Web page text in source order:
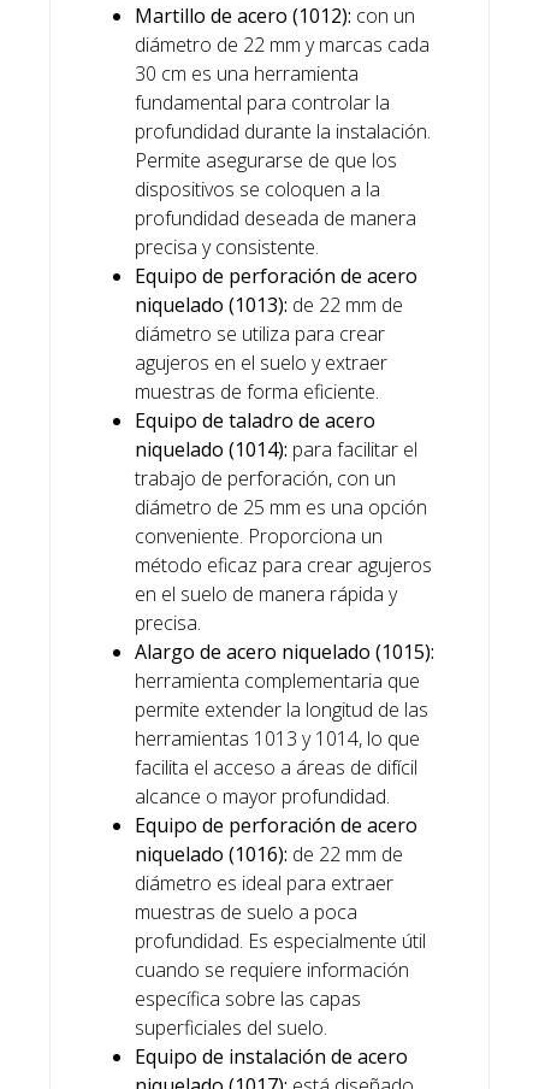
Martillo de acero (1012): con un
diámetro de 22 mm y marcas cada
30 cm es una herramienta
fundamental para controlar la
profundidad durante la instalación.
Permite asegurarse de que los
dispositivos se coloquen a la
profundidad deseada de manera
precisa y consistente.
Equipo de perforación de acero
niquelado (1013): de 22 mm de
diámetro se utiliza para crear
agujeros en el suelo y extraer
muestras de forma eficiente.
Equipo de taladro de acero
niquelado (1014): para facilitar el
trabajo de perforación, con un
diámetro de 25 mm es una opción
conveniente. Proporciona un
método eficaz para crear agujeros
en el suelo de manera rápida y
precisa.
Alargo de acero niquelado (1015):
herramienta complementaria que
permite extender la longitud de las
herramientas 1013 y 1014, lo que
facilita el acceso a áreas de difícil
alcance o mayor profundidad.
Equipo de perforación de acero
niquelado (1016): de 22 mm de
diámetro es ideal para extraer
muestras de suelo a poca
profundidad. Es especialmente útil
cuando se requiere información
específica sobre las capas
superficiales del suelo.
Equipo de instalación de acero